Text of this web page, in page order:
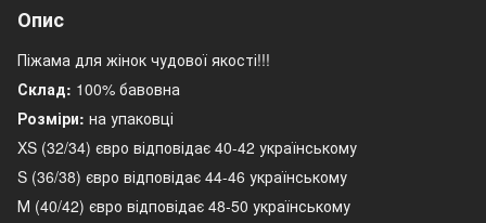
Опис
Піжама для жінок чудової якості!!!
Склад: 100% бавовна
Розміри: на упаковці
XS (32/34) євро відповідає 40-42 українському
S (36/38) євро відповідає 44-46 українському
М (40/42) євро відповідає 48-50 українському